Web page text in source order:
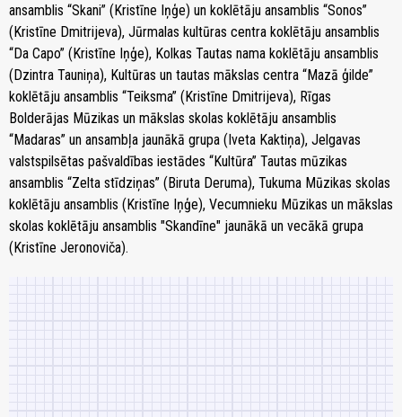
ansamblis “Skani” (Kristīne Iņģe) un koklētāju ansamblis “Sonos”
(Kristīne Dmitrijeva), Jūrmalas kultūras centra koklētāju ansamblis
“Da Capo” (Kristīne Iņģe), Kolkas Tautas nama koklētāju ansamblis
(Dzintra Tauniņa), Kultūras un tautas mākslas centra “Mazā ģilde”
koklētāju ansamblis “Teiksma” (Kristīne Dmitrijeva), Rīgas
Bolderājas Mūzikas un mākslas skolas koklētāju ansamblis
“Madaras” un ansambļa jaunākā grupa (Iveta Kaktiņa), Jelgavas
valstspilsētas pašvaldības iestādes “Kultūra” Tautas mūzikas
ansamblis “Zelta stīdziņas” (Biruta Deruma), Tukuma Mūzikas skolas
koklētāju ansamblis (Kristīne Iņģe), Vecumnieku Mūzikas un mākslas
skolas koklētāju ansamblis "Skandīne" jaunākā un vecākā grupa
(Kristīne Jeronoviča).